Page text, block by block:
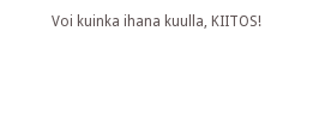
Voi kuinka ihana kuulla, KIITOS!